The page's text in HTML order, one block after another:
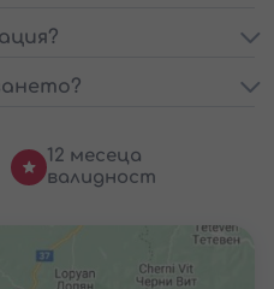
12 месеца
валидност